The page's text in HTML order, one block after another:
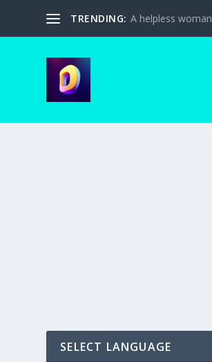
TRENDING: A helpless woman
SELECT LANGUAGE